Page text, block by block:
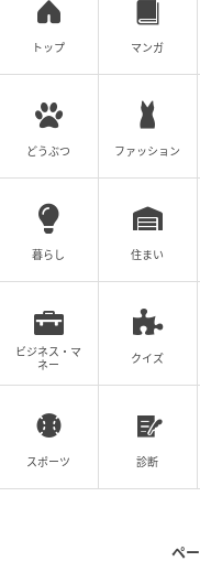
トップ マンガ
どうぶつ ファッション
暮らし 住まい
ビジネス・マ
ネー
クイズ
スポーツ 診断
ペ